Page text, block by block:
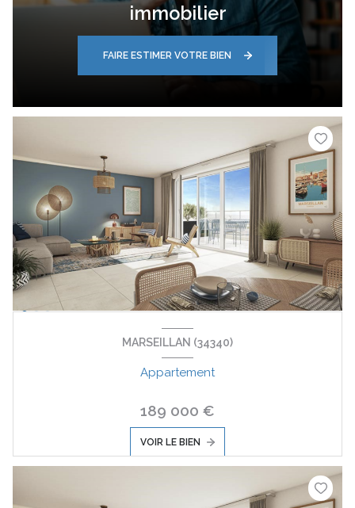
immobilier
FAIRE ESTIMER VOTRE BIEN
MARSEILLAN (34340)
Appartement
189 000 €
VOIR LE BIEN